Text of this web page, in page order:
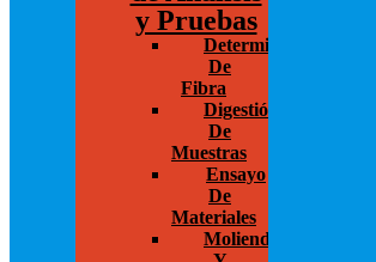
y Pruebas
Determinación
De
Fibra
Digestión
De
Muestras
Ensayo
De
Materiales
Molienda